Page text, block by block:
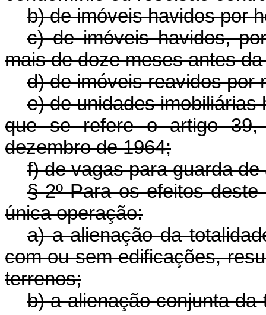
b) de imóveis havidos por
c) de imóveis havidos,
mais de doze meses antes
d) de imóveis reavidos por
e) de unidades imobiliárias
que se refere o artigo
dezembro de 1964;
f) de vagas para guarda de
§ 2º Para os efeitos
única operação:
a) a alienação da
com ou sem edificações,
terrenos;
b) a alienação conjunta